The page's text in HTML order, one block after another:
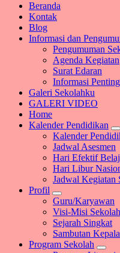
Beranda
Kontak
Blog
Informasi dan
Pengumuman
Agenda Kegiatan
Surat Edaran
Informasi
Galeri Sekolahku
GALERI VIDEO
Home
Kalender Pendidikan
Kalender
Jadwal Asesmen
Hari Efektif
Hari Libur
Jadwal Kegiatan
Profil
Guru/Karyawan
Visi-Misi Sekolah
Sejarah Singkat
Sambutan
Program Sekolah